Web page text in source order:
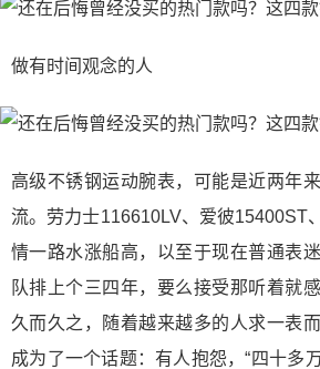
做有时间观念的人
高级不锈钢运动腕表，可能是近两年
流。劳力士116610LV、爱彼15400ST
情一路水涨船高，以至于现在普通表
队排上个三四年，要么接受那听着就
久而久之，随着越来越多的人求一表
成为了一个话题：有人抱怨，“四十多